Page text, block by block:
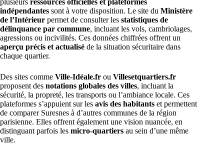
plusieurs ressources officielles et plateformes
indépendantes sont à votre disposition. Le site du Ministère
de l’Intérieur permet de consulter les statistiques de
délinquance par commune, incluant les vols, cambriolages,
agressions ou incivilités. Ces données chiffrées offrent un
aperçu précis et actualisé de la situation sécuritaire dans
chaque quartier.
Des sites comme Ville-Idéale.fr ou Villesetquartiers.fr
proposent des notations globales des villes, incluant la
sécurité, la propreté, les transports ou l’ambiance locale. Ces
plateformes s’appuient sur les avis des habitants et permettent
de comparer Suresnes à d’autres communes de la région
parisienne. Elles offrent également une vision nuancée, en
distinguant parfois les micro-quartiers au sein d’une même
ville.